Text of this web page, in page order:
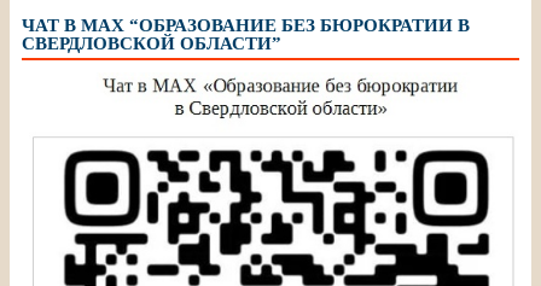
ЧАТ В МАХ “ОБРАЗОВАНИЕ БЕЗ БЮРОКРАТИИ В
СВЕРДЛОВСКОЙ ОБЛАСТИ”